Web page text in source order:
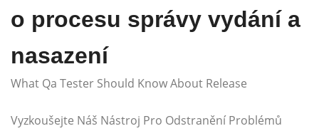
o procesu správy vydání a
nasazení
What Qa Tester Should Know About Release
Vyzkoušejte Náš Nástroj Pro Odstranění Problémů